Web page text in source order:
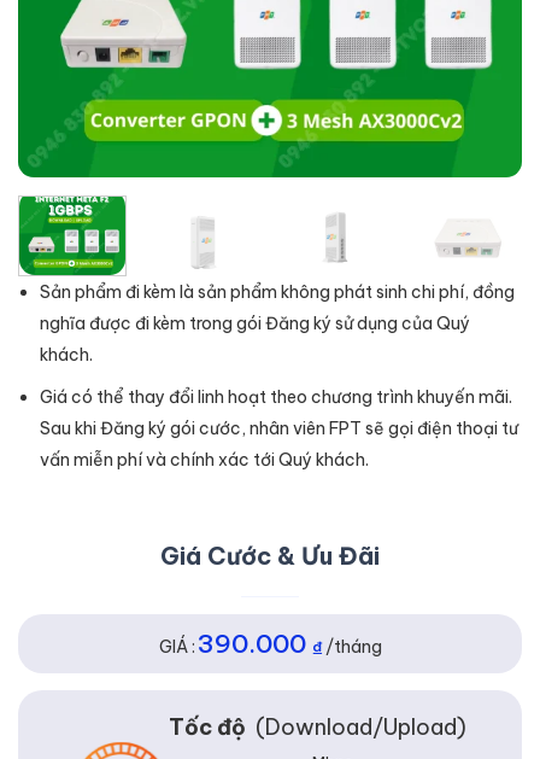
Sản phẩm đi kèm là sản phẩm không phát sinh chi phí, đồng
nghĩa được đi kèm trong gói Đăng ký sử dụng của Quý
khách.
Giá có thể thay đổi linh hoạt theo chương trình khuyến mãi.
Sau khi Đăng ký gói cước, nhân viên FPT sẽ gọi điện thoại tư
vấn miễn phí và chính xác tới Quý khách.
Giá Cước & Ưu Đãi
GIÁ : 390.000 ₫/tháng
Tốc độ (Download/Upload)